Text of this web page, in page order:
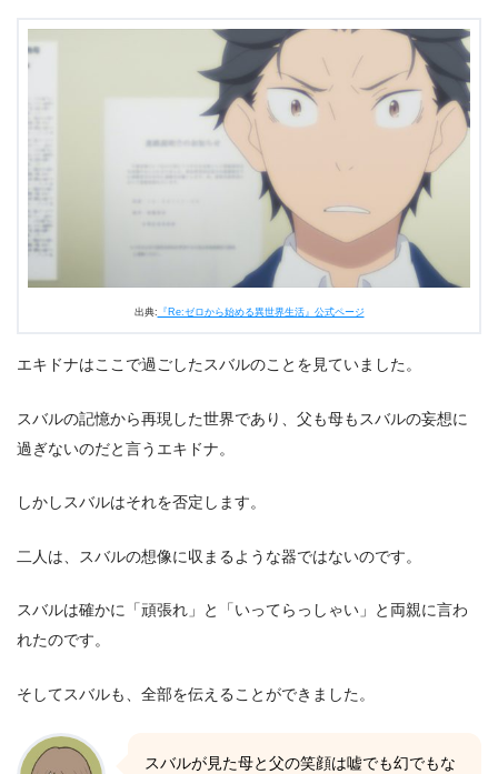
出典: 『Re:ゼロから始める異世界生活』公式ページ
エキドナはここで過ごしたスバルのことを見ていました。
スバルの記憶から再現した世界であり、父も母もスバルの妄想に
過ぎないのだと言うエキドナ。
しかしスバルはそれを否定します。
二人は、スバルの想像に収まるような器ではないのです。
スバルは確かに「頑張れ」と「いってらっしゃい」と両親に言わ
れたのです。
そしてスバルも、全部を伝えることができました。
スバルが見た母と父の笑顔は嘘でも幻でもな